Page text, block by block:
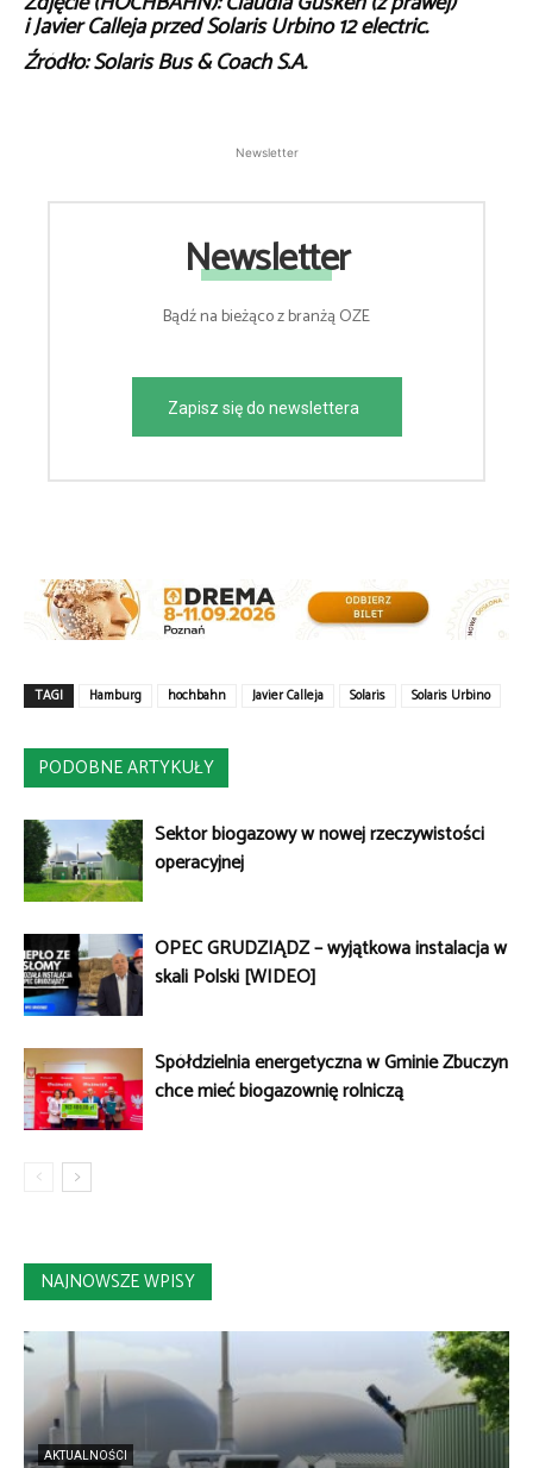
i Javier Calleja przed Solaris Urbino 12 electric.
Źródło:Solaris Bus & Coach S.A.
Newsletter
Newsletter
Bądź na bieżąco z branżą OZE
Zapisz się do newslettera
TAGI Hamburg hochbahn Javier Calleja Solaris Solaris Urbino
PODOBNE ARTYKUŁY
Sektor biogazowy w nowej rzeczywistości
operacyjnej
OPEC GRUDZIĄDZ – wyjątkowa instalacja w
skali Polski [WIDEO]
Spółdzielnia energetyczna w Gminie Zbuczyn
chce mieć biogazownię rolniczą
NAJNOWSZE WPISY
AKTUALNOŚCI